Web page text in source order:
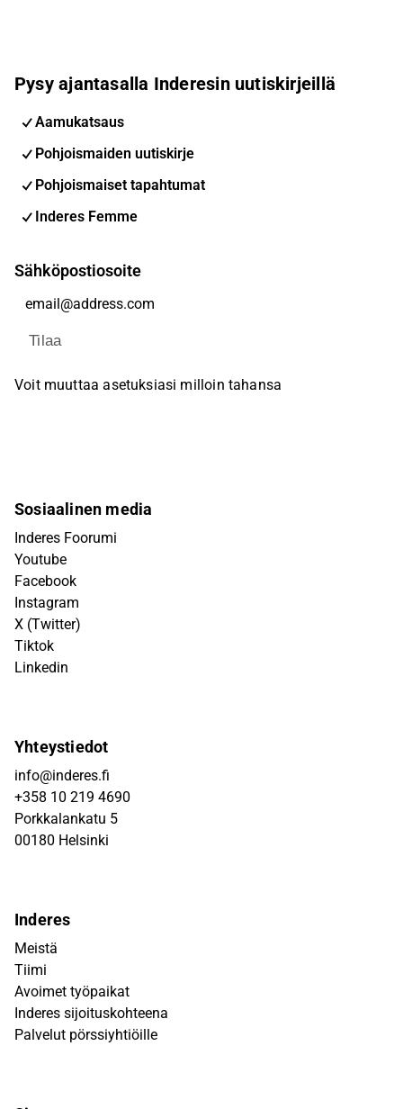
Pysy ajantasalla Inderesin uutiskirjeillä
Aamukatsaus
Pohjoismaiden uutiskirje
Pohjoismaiset tapahtumat
Inderes Femme
Sähköpostiosoite
Tilaa
Voit muuttaa asetuksiasi milloin tahansa
Sosiaalinen media
Inderes Foorumi
Youtube
Facebook
Instagram
X (Twitter)
Tiktok
Linkedin
Yhteystiedot
info@inderes.fi
+358 10 219 4690
Porkkalankatu 5
00180 Helsinki
Inderes
Meistä
Tiimi
Avoimet työpaikat
Inderes sijoituskohteena
Palvelut pörssiyhtiöille